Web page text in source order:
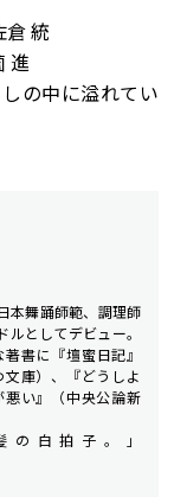
統
進
の中に溢れてい
本舞踊師範、調理師
としてデビュー。
書に『壇蜜日記』
文庫）、『どうしよ
い』（中央公論新
白拍子。」